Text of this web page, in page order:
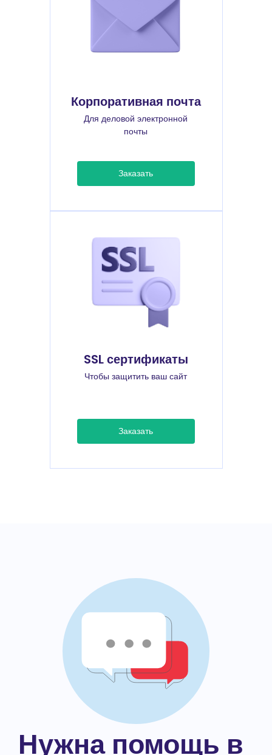
Корпоративная почта
Для деловой электронной
почты
Заказать
SSL сертификаты
Чтобы защитить ваш сайт
Заказать
Нужна помощь в